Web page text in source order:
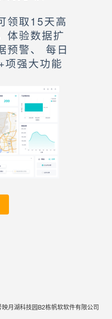
领取15天高
体验数据扩
预警、 每日
项强大功能
月湖科技园B2栋帆软软件有限公司